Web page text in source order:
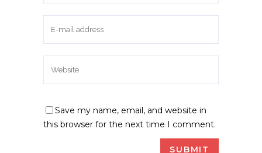
Save my name, email, and website in
this browser for the next time I comment.